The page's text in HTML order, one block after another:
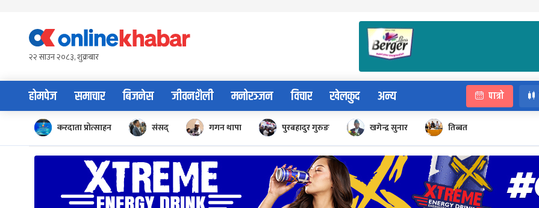
content२२ साउन २०८३, शुक्रबार
होमपेज समाचार बिजनेस जीवनशैली मनोरञ्जन विचार खेलकुद अन्य पात्रो
करदाता प्रोत्साहन संसद् गगन थापा पुरबहादुर गुरुङ खगेन्द्र सुनार तिब्बत